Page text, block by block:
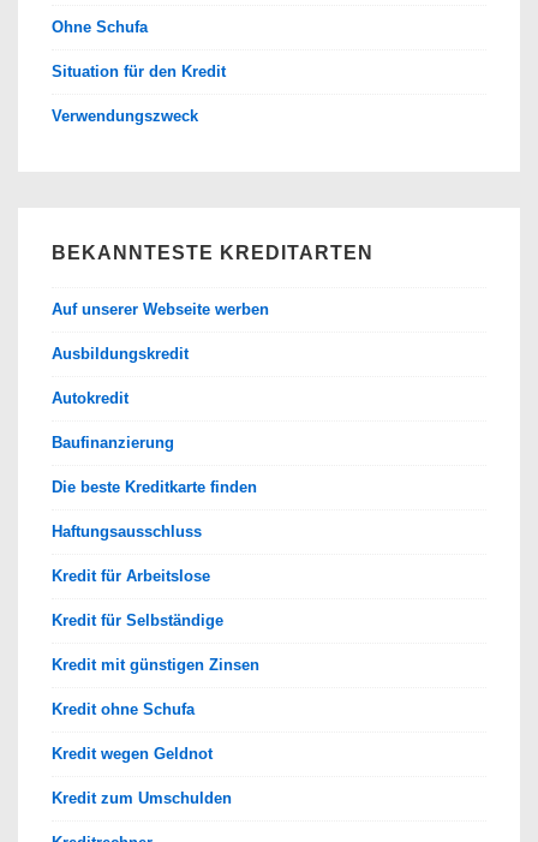
Ohne Schufa
Situation für den Kredit
Verwendungszweck
BEKANNTESTE KREDITARTEN
Auf unserer Webseite werben
Ausbildungskredit
Autokredit
Baufinanzierung
Die beste Kreditkarte finden
Haftungsausschluss
Kredit für Arbeitslose
Kredit für Selbständige
Kredit mit günstigen Zinsen
Kredit ohne Schufa
Kredit wegen Geldnot
Kredit zum Umschulden